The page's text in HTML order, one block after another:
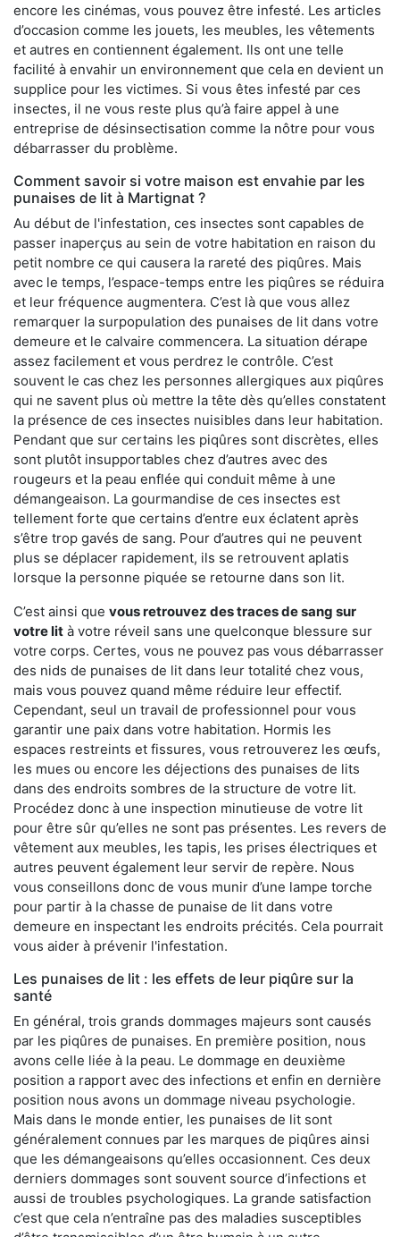
encore les cinémas, vous pouvez être infesté. Les articles
d’occasion comme les jouets, les meubles, les vêtements
et autres en contiennent également. Ils ont une telle
facilité à envahir un environnement que cela en devient un
supplice pour les victimes. Si vous êtes infesté par ces
insectes, il ne vous reste plus qu’à faire appel à une
entreprise de désinsectisation comme la nôtre pour vous
débarrasser du problème.
Comment savoir si votre maison est envahie par les
punaises de lit à Martignat ?
Au début de l'infestation, ces insectes sont capables de
passer inaperçus au sein de votre habitation en raison du
petit nombre ce qui causera la rareté des piqûres. Mais
avec le temps, l’espace-temps entre les piqûres se réduira
et leur fréquence augmentera. C’est là que vous allez
remarquer la surpopulation des punaises de lit dans votre
demeure et le calvaire commencera. La situation dérape
assez facilement et vous perdrez le contrôle. C’est
souvent le cas chez les personnes allergiques aux piqûres
qui ne savent plus où mettre la tête dès qu’elles constatent
la présence de ces insectes nuisibles dans leur habitation.
Pendant que sur certains les piqûres sont discrètes, elles
sont plutôt insupportables chez d’autres avec des
rougeurs et la peau enflée qui conduit même à une
démangeaison. La gourmandise de ces insectes est
tellement forte que certains d’entre eux éclatent après
s’être trop gavés de sang. Pour d’autres qui ne peuvent
plus se déplacer rapidement, ils se retrouvent aplatis
lorsque la personne piquée se retourne dans son lit.
C’est ainsi que vous retrouvez des traces de sang sur
votre lit à votre réveil sans une quelconque blessure sur
votre corps. Certes, vous ne pouvez pas vous débarrasser
des nids de punaises de lit dans leur totalité chez vous,
mais vous pouvez quand même réduire leur effectif.
Cependant, seul un travail de professionnel pour vous
garantir une paix dans votre habitation. Hormis les
espaces restreints et fissures, vous retrouverez les œufs,
les mues ou encore les déjections des punaises de lits
dans des endroits sombres de la structure de votre lit.
Procédez donc à une inspection minutieuse de votre lit
pour être sûr qu’elles ne sont pas présentes. Les revers de
vêtement aux meubles, les tapis, les prises électriques et
autres peuvent également leur servir de repère. Nous
vous conseillons donc de vous munir d’une lampe torche
pour partir à la chasse de punaise de lit dans votre
demeure en inspectant les endroits précités. Cela pourrait
vous aider à prévenir l'infestation.
Les punaises de lit : les effets de leur piqûre sur la
santé
En général, trois grands dommages majeurs sont causés
par les piqûres de punaises. En première position, nous
avons celle liée à la peau. Le dommage en deuxième
position a rapport avec des infections et enfin en dernière
position nous avons un dommage niveau psychologie.
Mais dans le monde entier, les punaises de lit sont
généralement connues par les marques de piqûres ainsi
que les démangeaisons qu’elles occasionnent. Ces deux
derniers dommages sont souvent source d’infections et
aussi de troubles psychologiques. La grande satisfaction
c’est que cela n’entraîne pas des maladies susceptibles